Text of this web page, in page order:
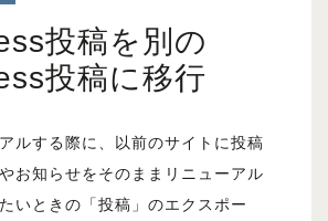
投稿を別の
投稿に移行
ルする際に、以前のサイトに投稿
お知らせをそのままリニューアル
いときの「投稿」のエクスポー